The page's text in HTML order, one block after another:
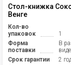
Стол-книжка
Венге
Кол-во
упаковок
1
Форма
поставки
В
виде
Срок гарантии
2